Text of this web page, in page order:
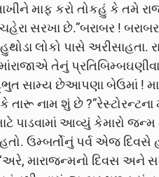
માફ કરો તોકહું કે તમે
સરખા છે.”બરાબર !
લોકો પાસે અરીસાહતા.
તેનું
સામ્ય છેઆપણા બેઉમાં !
નામ શું છે ?”રેસ્ટોરન્ટના
આવ્યું કેમારો જન્મ
ઉમ્બર્તોનું પર્વ એજ દિવસે
‘અરે, મારાજન્મનો દિવસ